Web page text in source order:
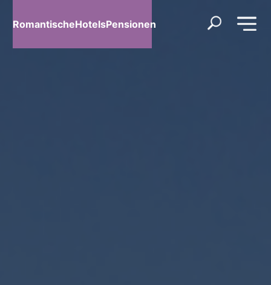
RomantischeHotelsPensionen